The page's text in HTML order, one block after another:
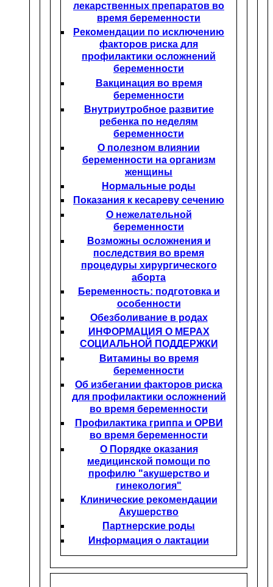
лекарственных препаратов во
время беременности
Рекомендации по исключению
факторов риска для
профилактики осложнений
беременности
Вакцинация во время
беременности
Внутриутробное развитие
ребенка по неделям
беременности
О полезном влиянии
беременности на организм
женщины
Нормальные роды
Показания к кесареву сечению
О нежелательной
беременности
Возможны осложнения и
последствия во время
процедуры хирургического
аборта
Беременность: подготовка и
особенности
Обезболивание в родах
ИНФОРМАЦИЯ О МЕРАХ
СОЦИАЛЬНОЙ ПОДДЕРЖКИ
Витамины во время
беременности
Об избегании факторов риска
для профилактики осложнений
во время беременности
Профилактика гриппа и ОРВИ
во время беременности
О Порядке оказания
медицинской помощи по
профилю "акушерство и
гинекология"
Клинические рекомендации
Акушерство
Партнерские роды
Информация о лактации